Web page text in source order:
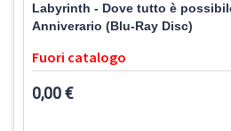
Labyrinth - Dove tutto è
Anniverario (Blu-Ray Disc)
Fuori catalogo
0,00 €